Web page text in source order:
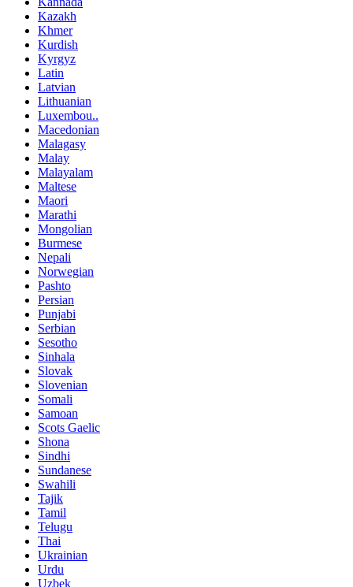
Kazakh
Khmer
Kurdish
Kyrgyz
Latin
Latvian
Lithuanian
Luxembou..
Macedonian
Malagasy
Malay
Malayalam
Maltese
Maori
Marathi
Mongolian
Burmese
Nepali
Norwegian
Pashto
Persian
Punjabi
Serbian
Sesotho
Sinhala
Slovak
Slovenian
Somali
Samoan
Scots Gaelic
Shona
Sindhi
Sundanese
Swahili
Tajik
Tamil
Telugu
Thai
Ukrainian
Urdu
Uzbek